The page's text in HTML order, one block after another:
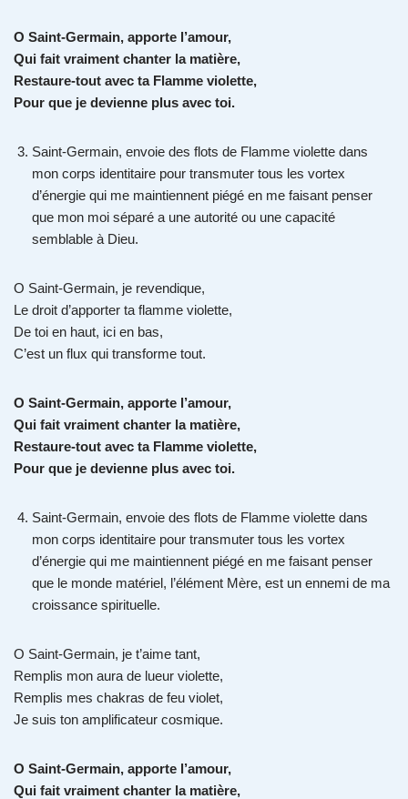
O Saint-Germain, apporte l’amour,
Qui fait vraiment chanter la matière,
Restaure-tout avec ta Flamme violette,
Pour que je devienne plus avec toi.
Saint-Germain, envoie des flots de Flamme violette dans
mon corps identitaire pour transmuter tous les vortex
d’énergie qui me maintiennent piégé en me faisant penser
que mon moi séparé a une autorité ou une capacité
semblable à Dieu.
O Saint-Germain, je revendique,
Le droit d’apporter ta flamme violette,
De toi en haut, ici en bas,
C’est un flux qui transforme tout.
O Saint-Germain, apporte l’amour,
Qui fait vraiment chanter la matière,
Restaure-tout avec ta Flamme violette,
Pour que je devienne plus avec toi.
Saint-Germain, envoie des flots de Flamme violette dans
mon corps identitaire pour transmuter tous les vortex
d’énergie qui me maintiennent piégé en me faisant penser
que le monde matériel, l’élément Mère, est un ennemi de ma
croissance spirituelle.
O Saint-Germain, je t’aime tant,
Remplis mon aura de lueur violette,
Remplis mes chakras de feu violet,
Je suis ton amplificateur cosmique.
O Saint-Germain, apporte l’amour,
Qui fait vraiment chanter la matière,